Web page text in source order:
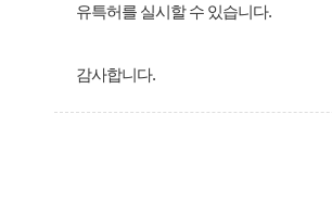
유특허를 실시할 수 있습니다.
감사합니다.